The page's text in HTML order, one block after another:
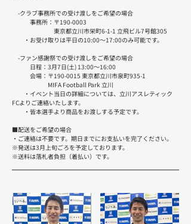
-クラブ事務所での受け渡しをご希望の場合
事務所：〒190-0003
東京都立川市栄町6-1-1 立飛ビル7号館305
・お受け取りは平日の10:00～17:00のみ可能です。
-ファン感謝祭での受け渡しをご希望の場合
日程：3月7日(土) 13:00～16:00
会場：〒190-0015 東京都立川市泉町935-1
MIFA Football Park 立川
・イベント当日の詳細については、立川アスレティック
FCよりご連絡いたします。
・皆本選手より商品をお渡しする予定です。
■配送をご希望の場合
・ご連絡は不要です。期日までにお支払いを完了ください。
※発送は3月上旬ごろを予定しております。
※送料は落札者負担（着払い）です。